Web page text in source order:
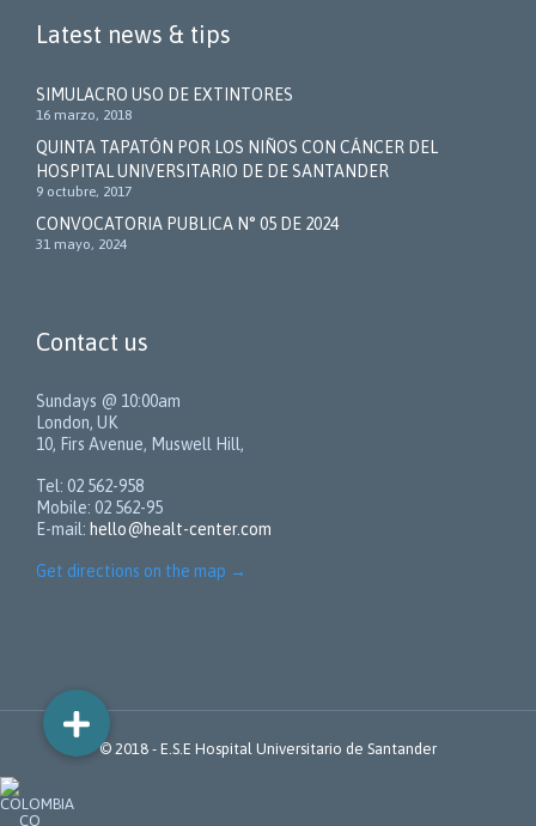
Latest news & tips
SIMULACRO USO DE EXTINTORES
16 marzo, 2018
QUINTA TAPATÓN POR LOS NIÑOS CON CÁNCER DEL
HOSPITAL UNIVERSITARIO DE DE SANTANDER
9 octubre, 2017
CONVOCATORIA PUBLICA N° 05 DE 2024
31 mayo, 2024
Contact us
Sundays @ 10:00am
London, UK
10, Firs Avenue, Muswell Hill,
Tel: 02 562-958
Mobile: 02 562-95
E-mail: hello@healt-center.com
Get directions on the map →
© 2018 - E.S.E Hospital Universitario de Santander